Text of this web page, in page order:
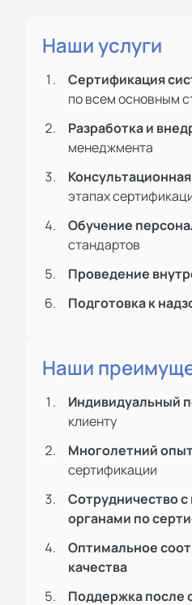
Наши услуги
Сертификация
по всем основным
Разработка и
менеджмента
этапах
Обучение
стандартов
Проведение
Подготовка к
Наши
Индивидуальный
клиенту
Многолетний опыт
сертификации
Сотрудничество
органами по
Оптимальное
качества
Поддержка после